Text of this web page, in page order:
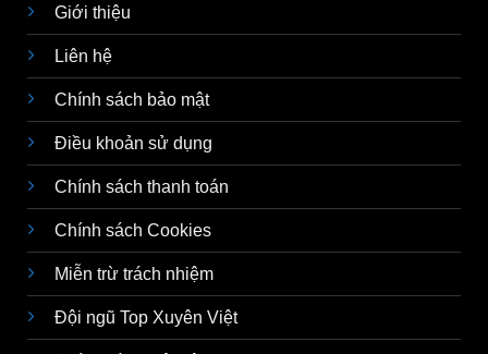
Giới thiệu
Liên hệ
Chính sách bảo mật
Điều khoản sử dụng
Chính sách thanh toán
Chính sách Cookies
Miễn trừ trách nhiệm
Đội ngũ Top Xuyên Việt